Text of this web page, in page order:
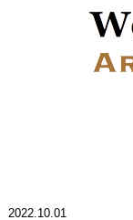
2022.10.01